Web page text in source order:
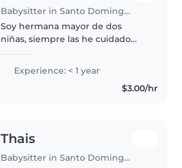
Babysitter in Santo Domingo de los Colorados
Soy hermana mayor de dos
niñas, siempre las he cuidado
estoy tomando un año sabático
para el próximo empezar la
Experience: < 1 year
$3.00/hr
Thais
Babysitter in Santo Domingo de los Colorados